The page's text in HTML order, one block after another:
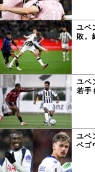
ユベ
敗。
ユベ
若手
ユベ
ベゴ